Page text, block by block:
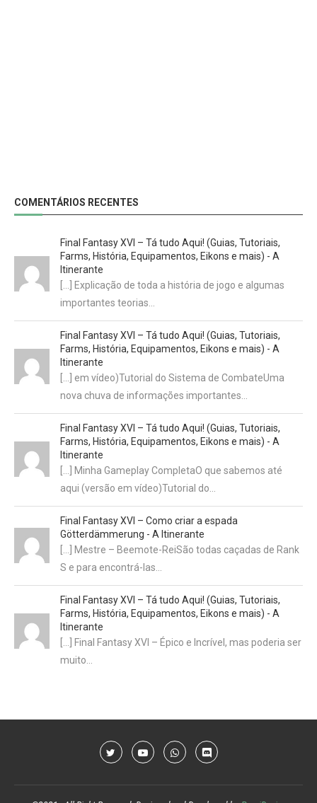
COMENTÁRIOS RECENTES
Final Fantasy XVI – Tá tudo Aqui! (Guias, Tutoriais,
Farms, História, Equipamentos, Eikons e mais) - A
Itinerante
[…] Explicação de toda a história de jogo e algumas
importantes teorias…
Final Fantasy XVI – Tá tudo Aqui! (Guias, Tutoriais,
Farms, História, Equipamentos, Eikons e mais) - A
Itinerante
[…] em vídeo)Tutorial do Sistema de CombateUma
nova chuva de informações importantes…
Final Fantasy XVI – Tá tudo Aqui! (Guias, Tutoriais,
Farms, História, Equipamentos, Eikons e mais) - A
Itinerante
[…] Minha Gameplay CompletaO que sabemos até
aqui (versão em vídeo)Tutorial do…
Final Fantasy XVI – Como criar a espada
Götterdämmerung - A Itinerante
[…] Mestre – Beemote-ReiSão todas caçadas de Rank
S e para encontrá-las…
Final Fantasy XVI – Tá tudo Aqui! (Guias, Tutoriais,
Farms, História, Equipamentos, Eikons e mais) - A
Itinerante
[…] Final Fantasy XVI – Épico e Incrível, mas poderia ser
muito…